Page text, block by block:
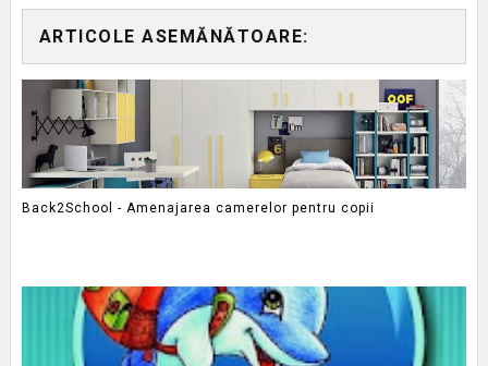
ARTICOLE ASEMĂNĂTOARE:
Back2School - Amenajarea camerelor pentru copii